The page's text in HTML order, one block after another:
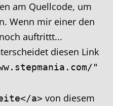
am Quellcode, um
Wenn mir einer den
auftrittt...
diesen Link
"
a> von diesem